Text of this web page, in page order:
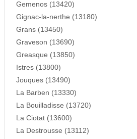
Gemenos (13420)
Gignac-la-nerthe (13180)
Grans (13450)
Graveson (13690)
Greasque (13850)
Istres (13800)
Jouques (13490)
La Barben (13330)
La Bouilladisse (13720)
La Ciotat (13600)
La Destrousse (13112)